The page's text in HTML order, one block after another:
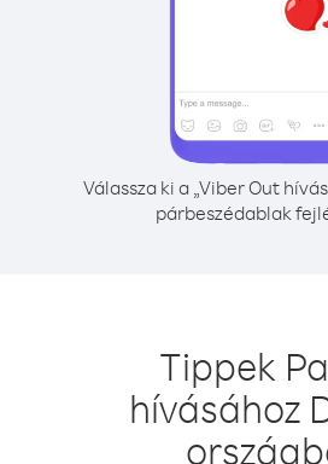
Válassza ki a „Viber Out
párbeszédablak
Tippek
hívásához